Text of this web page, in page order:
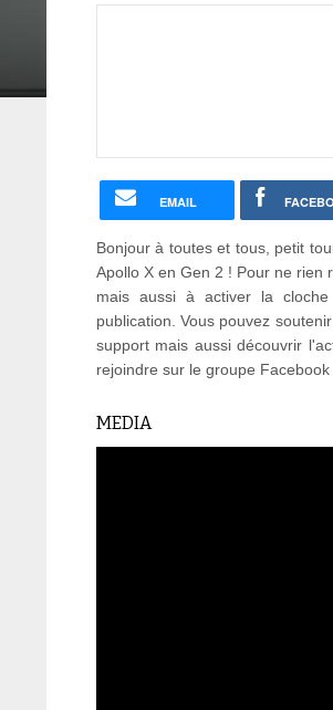
EMAIL
Bonjour à toutes et tous, petit
Apollo X en Gen 2 ! Pour ne rien
mais aussi à activer la
publication. Vous pouvez
support mais aussi découvrir
rejoindre sur le groupe
MEDIA